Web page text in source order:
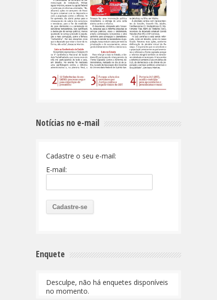
Notícias no e-mail
Cadastre o seu e-mail:
E-mail:
Enquete
Desculpe, não há enquetes disponíveis
no momento.